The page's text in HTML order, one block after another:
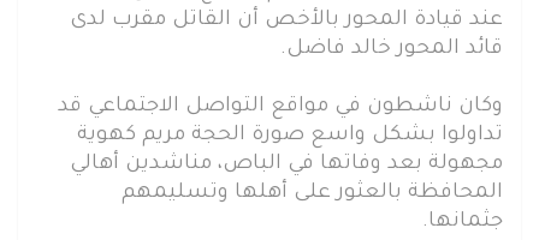
عند قيادة المحور بالأخص أن القاتل مقرب لدى
قائد المحور خالد فاضل.
وكان ناشطون في مواقع التواصل الاجتماعي قد
تداولوا بشكل واسع صورة الحجة مريم كهوية
مجهولة بعد وفاتها في الباص، مناشدين أهالي
المحافظة بالعثور على أهلها وتسليمهم
جثمانها.